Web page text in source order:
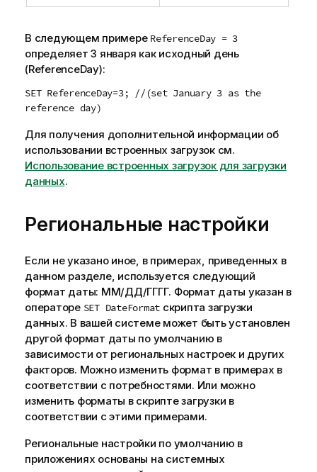
В следующем примере ReferenceDay = 3
определяет 3 января как исходный день
(ReferenceDay):
SET ReferenceDay=3; //(set January 3 as the
reference day)
Для получения дополнительной информации об
использовании встроенных загрузок см.
Использование встроенных загрузок для загрузки
данных.
Региональные настройки
Если не указано иное, в примерах, приведенных в
данном разделе, используется следующий
формат даты: ММ/ДД/ГГГГ. Формат даты указан в
операторе SET DateFormat скрипта загрузки
данных. В вашей системе может быть установлен
другой формат даты по умолчанию в
зависимости от региональных настроек и других
факторов. Можно изменить формат в примерах в
соответствии с потребностями. Или можно
изменить форматы в скрипте загрузки в
соответствии с этими примерами.
Региональные настройки по умолчанию в
приложениях основаны на системных